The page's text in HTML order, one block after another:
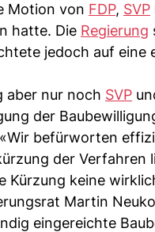
Motion von FDP, SVP
hatte. Die Regierung
jedoch auf
aber nur noch SVP
der
befürworten
der
Kürzung keine
Martin
eingereichte